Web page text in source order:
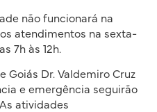
não funcionará na
atendimentos na sexta-
7h às 12h.
Goiás Dr. Valdemiro Cruz
e emergência seguirão
atividades